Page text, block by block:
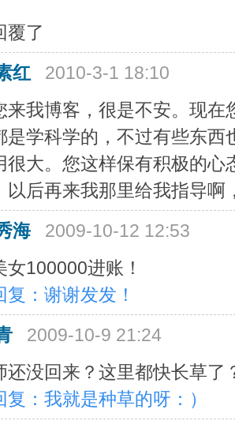
覆了
红
2010-3-1 18:10
来我博客，很是不安。现
是学科学的，不过有些东
很大。您这样保有积极的
以后再来我那里给我指导啊
海
2009-10-12 12:53
女100000进账！
复：谢谢发发！
2009-10-9 21:24
还没回来？这里都快长草了
复：我就是种草的呀：）